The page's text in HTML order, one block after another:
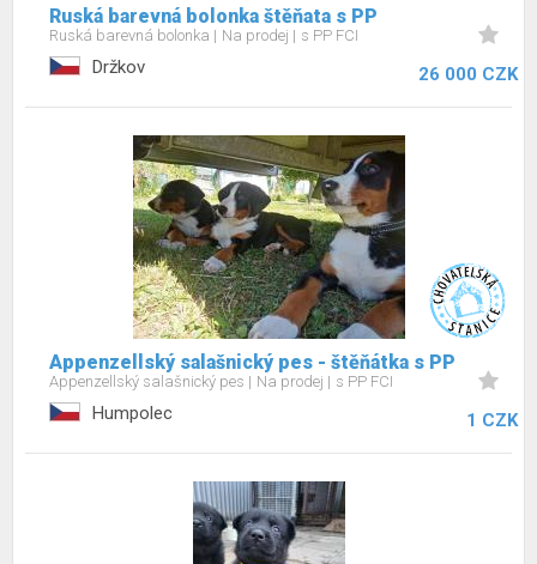
Ruská barevná bolonka štěňata s PP
Ruská barevná bolonka Na prodej s PP FCI
Držkov 26 000 CZK
Appenzellský salašnický pes - štěňátka s PP
Appenzellský salašnický pes Na prodej s PP FCI
Humpolec 1 CZK